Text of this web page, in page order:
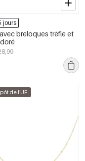
jours
breloques trèfle et
de l'UE